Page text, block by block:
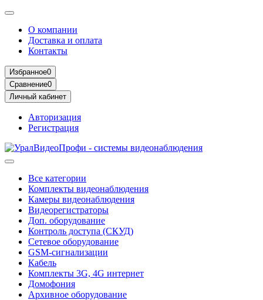
О компании
Доставка и оплата
Контакты
Избранное0
Сравнение0
Личный кабинет
Авторизация
Регистрация
Все категории
Комплекты видеонаблюдения
Камеры видеонаблюдения
Видеорегистраторы
Доп. оборудование
Контроль доступа (СКУД)
Сетевое оборудование
GSM-сигнализации
Кабель
Комплекты 3G, 4G интернет
Домофония
Архивное оборудование